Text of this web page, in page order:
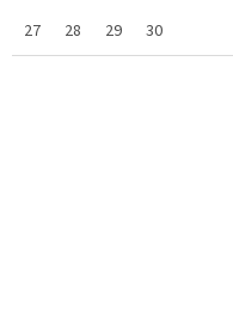
27
28 29 30